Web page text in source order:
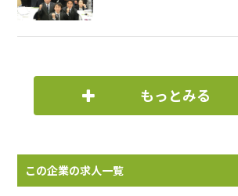
もっとみる
この企業の求人一覧